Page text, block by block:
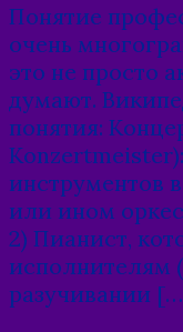
Понятие
очень
это не просто
думают.
понятия:
инструментов
или ином
2) Пианист,
исполнителям
разучивании